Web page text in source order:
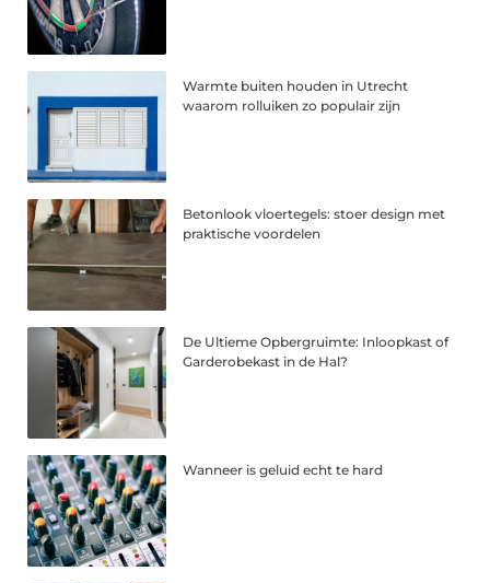
Warmte buiten houden in Utrecht
waarom rolluiken zo populair zijn
Betonlook vloertegels: stoer design met
praktische voordelen
De Ultieme Opbergruimte: Inloopkast of
Garderobekast in de Hal?
Wanneer is geluid echt te hard